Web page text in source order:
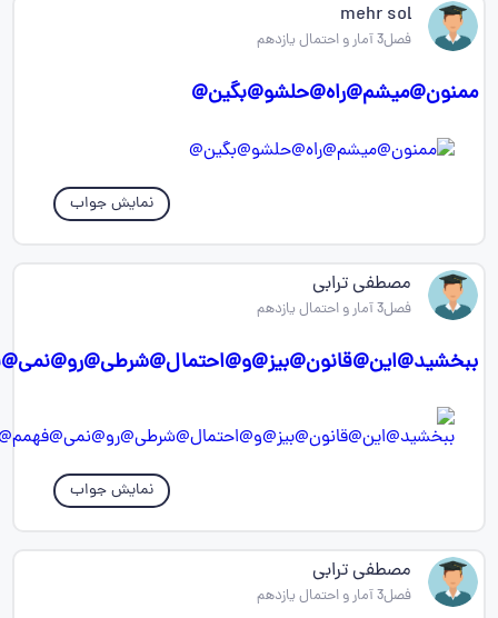
mehr sol
فصل3 آمار و احتمال یازدهم
ممنون@میشم@راه@حلشو@بگین@
نمایش جواب
مصطفی ترابی
فصل3 آمار و احتمال یازدهم
نمایش جواب
مصطفی ترابی
فصل3 آمار و احتمال یازدهم